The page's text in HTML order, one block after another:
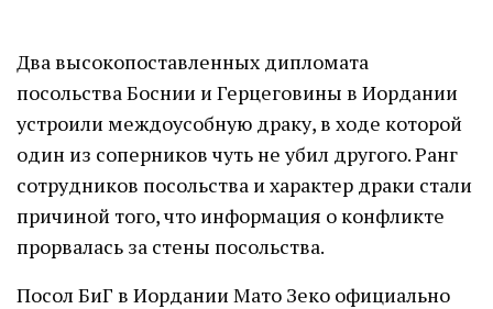
Два высокопоставленных дипломата
посольства Боснии и Герцеговины в Иордании
устроили междоусобную драку, в ходе которой
один из соперников чуть не убил другого. Ранг
сотрудников посольства и характер драки стали
причиной того, что информация о конфликте
прорвалась за стены посольства.
Посол БиГ в Иордании Мато Зеко официально